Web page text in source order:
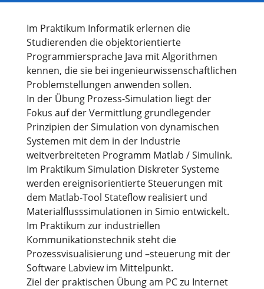
Im Praktikum Informatik erlernen die
Studierenden die objektorientierte
Programmiersprache Java mit Algorithmen
kennen, die sie bei ingenieurwissenschaftlichen
Problemstellungen anwenden sollen.
In der Übung Prozess-Simulation liegt der
Fokus auf der Vermittlung grundlegender
Prinzipien der Simulation von dynamischen
Systemen mit dem in der Industrie
weitverbreiteten Programm Matlab / Simulink.
Im Praktikum Simulation Diskreter Systeme
werden ereignisorientierte Steuerungen mit
dem Matlab-Tool Stateflow realisiert und
Materialflusssimulationen in Simio entwickelt.
Im Praktikum zur industriellen
Kommunikationstechnik steht die
Prozessvisualisierung und –steuerung mit der
Software Labview im Mittelpunkt.
Ziel der praktischen Übung am PC zu Internet